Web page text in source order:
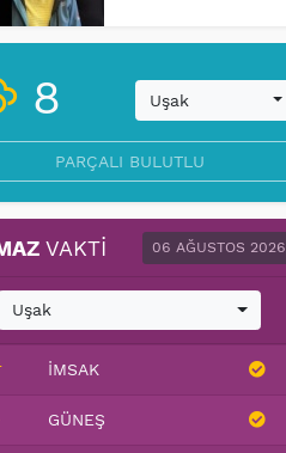
8 Uşak
PARÇALI BULUTLU
VAKTI 06 AĞUSTOS 2026
Uşak
İMSAK
GÜNEŞ